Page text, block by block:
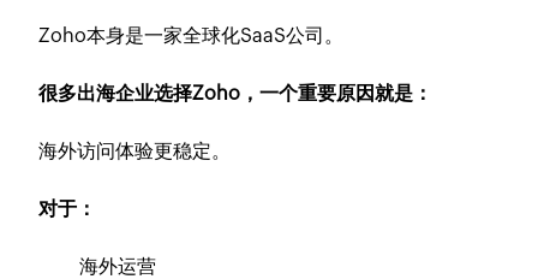
Zoho本身是一家全球化SaaS公司。
很多出海企业选择Zoho，一个重要原因就是：
海外访问体验更稳定。
对于：
海外运营